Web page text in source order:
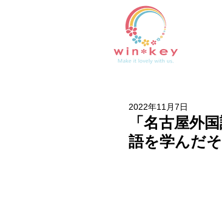
「名古屋外
語を学んだ
2022年11月7日